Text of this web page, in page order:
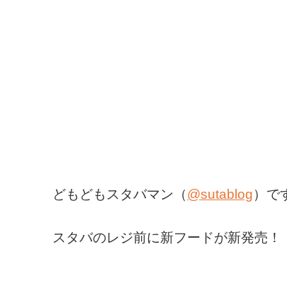
どもどもスタバマン（@sutablog）で
スタバのレジ前に新フードが新発売！